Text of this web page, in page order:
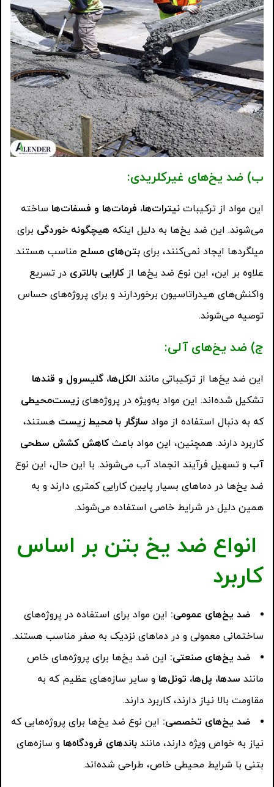
ب) ضد یخ‌های غیرکلریدی:
این مواد از ترکیبات نیترات‌ها، فرمات‌ها و فسفات‌ها ساخته
می‌شوند. این ضد یخ‌ها به دلیل اینکه هیچگونه خوردگی برای
میلگردها ایجاد نمی‌کنند، برای بتن‌های مسلح مناسب هستند.
علاوه بر این، این نوع ضد یخ‌ها از کارایی بالاتری در تسریع
واکنش‌های هیدراتاسیون برخوردارند و برای پروژه‌های حساس
توصیه می‌شوند.
ج) ضد یخ‌های آلی:
این ضد یخ‌ها از ترکیباتی مانند الکل‌ها، گلیسرول و قندها
تشکیل شده‌اند. این مواد به‌ویژه در پروژه‌های زیست‌محیطی
که به دنبال استفاده از مواد سازگار با محیط زیست هستند،
کاربرد دارند. همچنین، این مواد باعث کاهش کشش سطحی
آب و تسهیل فرآیند انجماد آب می‌شوند. با این حال، این نوع
ضد یخ‌ها در دماهای بسیار پایین کارایی کمتری دارند و به
همین دلیل در شرایط خاصی استفاده می‌شوند.
انواع ضد یخ بتن بر اساس
کاربرد
ضد یخ‌های عمومی: این مواد برای استفاده در پروژه‌های
ساختمانی معمولی و در دماهای نزدیک به صفر مناسب هستند.
ضد یخ‌های صنعتی: این ضد یخ‌ها برای پروژه‌های خاص
مانند سدها، پل‌ها، تونل‌ها و سایر سازه‌های عظیم که به
مقاومت بالا نیاز دارند، کاربرد دارند.
ضد یخ‌های تخصصی: این نوع ضد یخ‌ها برای پروژه‌هایی که
نیاز به خواص ویژه دارند، مانند باندهای فرودگاه‌ها و سازه‌های
بتنی با شرایط محیطی خاص، طراحی شده‌اند.